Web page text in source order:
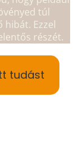
túl
hibát. Ezzel
részét.
tudást